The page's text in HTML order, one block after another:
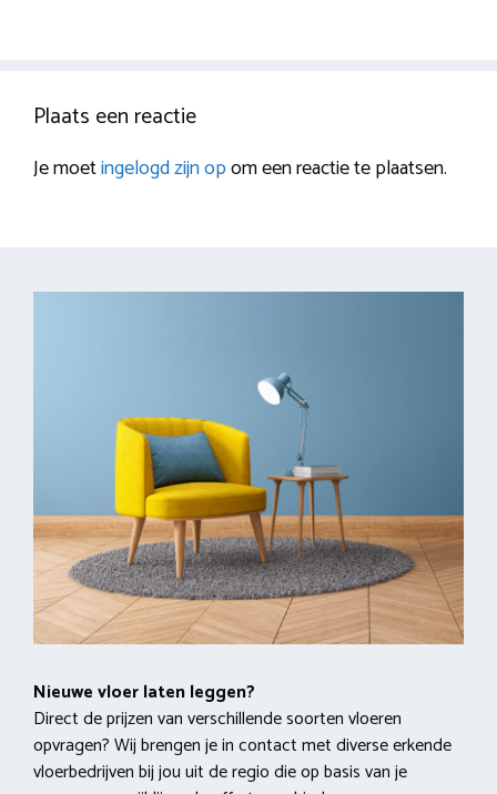
Plaats een reactie
Je moetingelogd zijn opom een reactie te plaatsen.
Nieuwe vloer laten leggen?
Direct de prijzen van verschillende soorten vloeren
opvragen? Wij brengen je in contact met diverse erkende
vloerbedrijven bij jou uit de regio die op basis van je